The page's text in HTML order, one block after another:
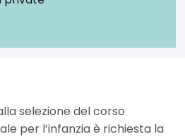
selezione del corso
per l’infanzia è richiesta la